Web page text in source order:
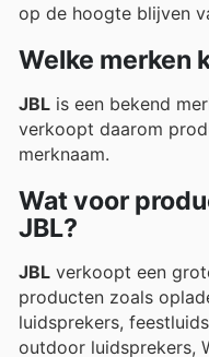
op de hoogte blijven
Welke merken
JBL is een bekend
verkoopt daarom
merknaam.
Wat voor
JBL?
JBL verkoopt een
producten zoals
luidsprekers,
outdoor luidsprekers,